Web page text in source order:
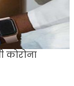
कोरोना